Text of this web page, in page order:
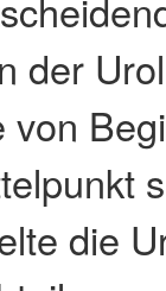
der
von
die